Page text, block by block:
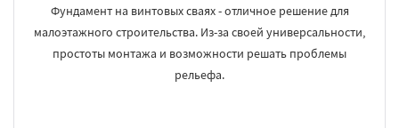
Фундамент на винтовых сваях - отличное решение для
малоэтажного строительства. Из-за своей универсальности,
простоты монтажа и возможности решать проблемы
рельефа.